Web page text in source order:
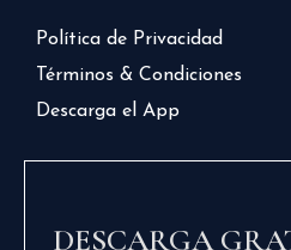
Política de Privacidad
Términos & Condiciones
Descarga el App
DESCARGA